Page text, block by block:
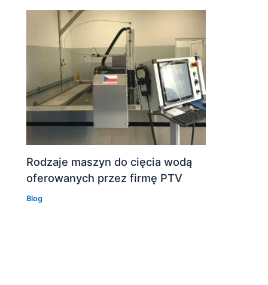
Rodzaje maszyn do cięcia wodą
oferowanych przez firmę PTV
Blog